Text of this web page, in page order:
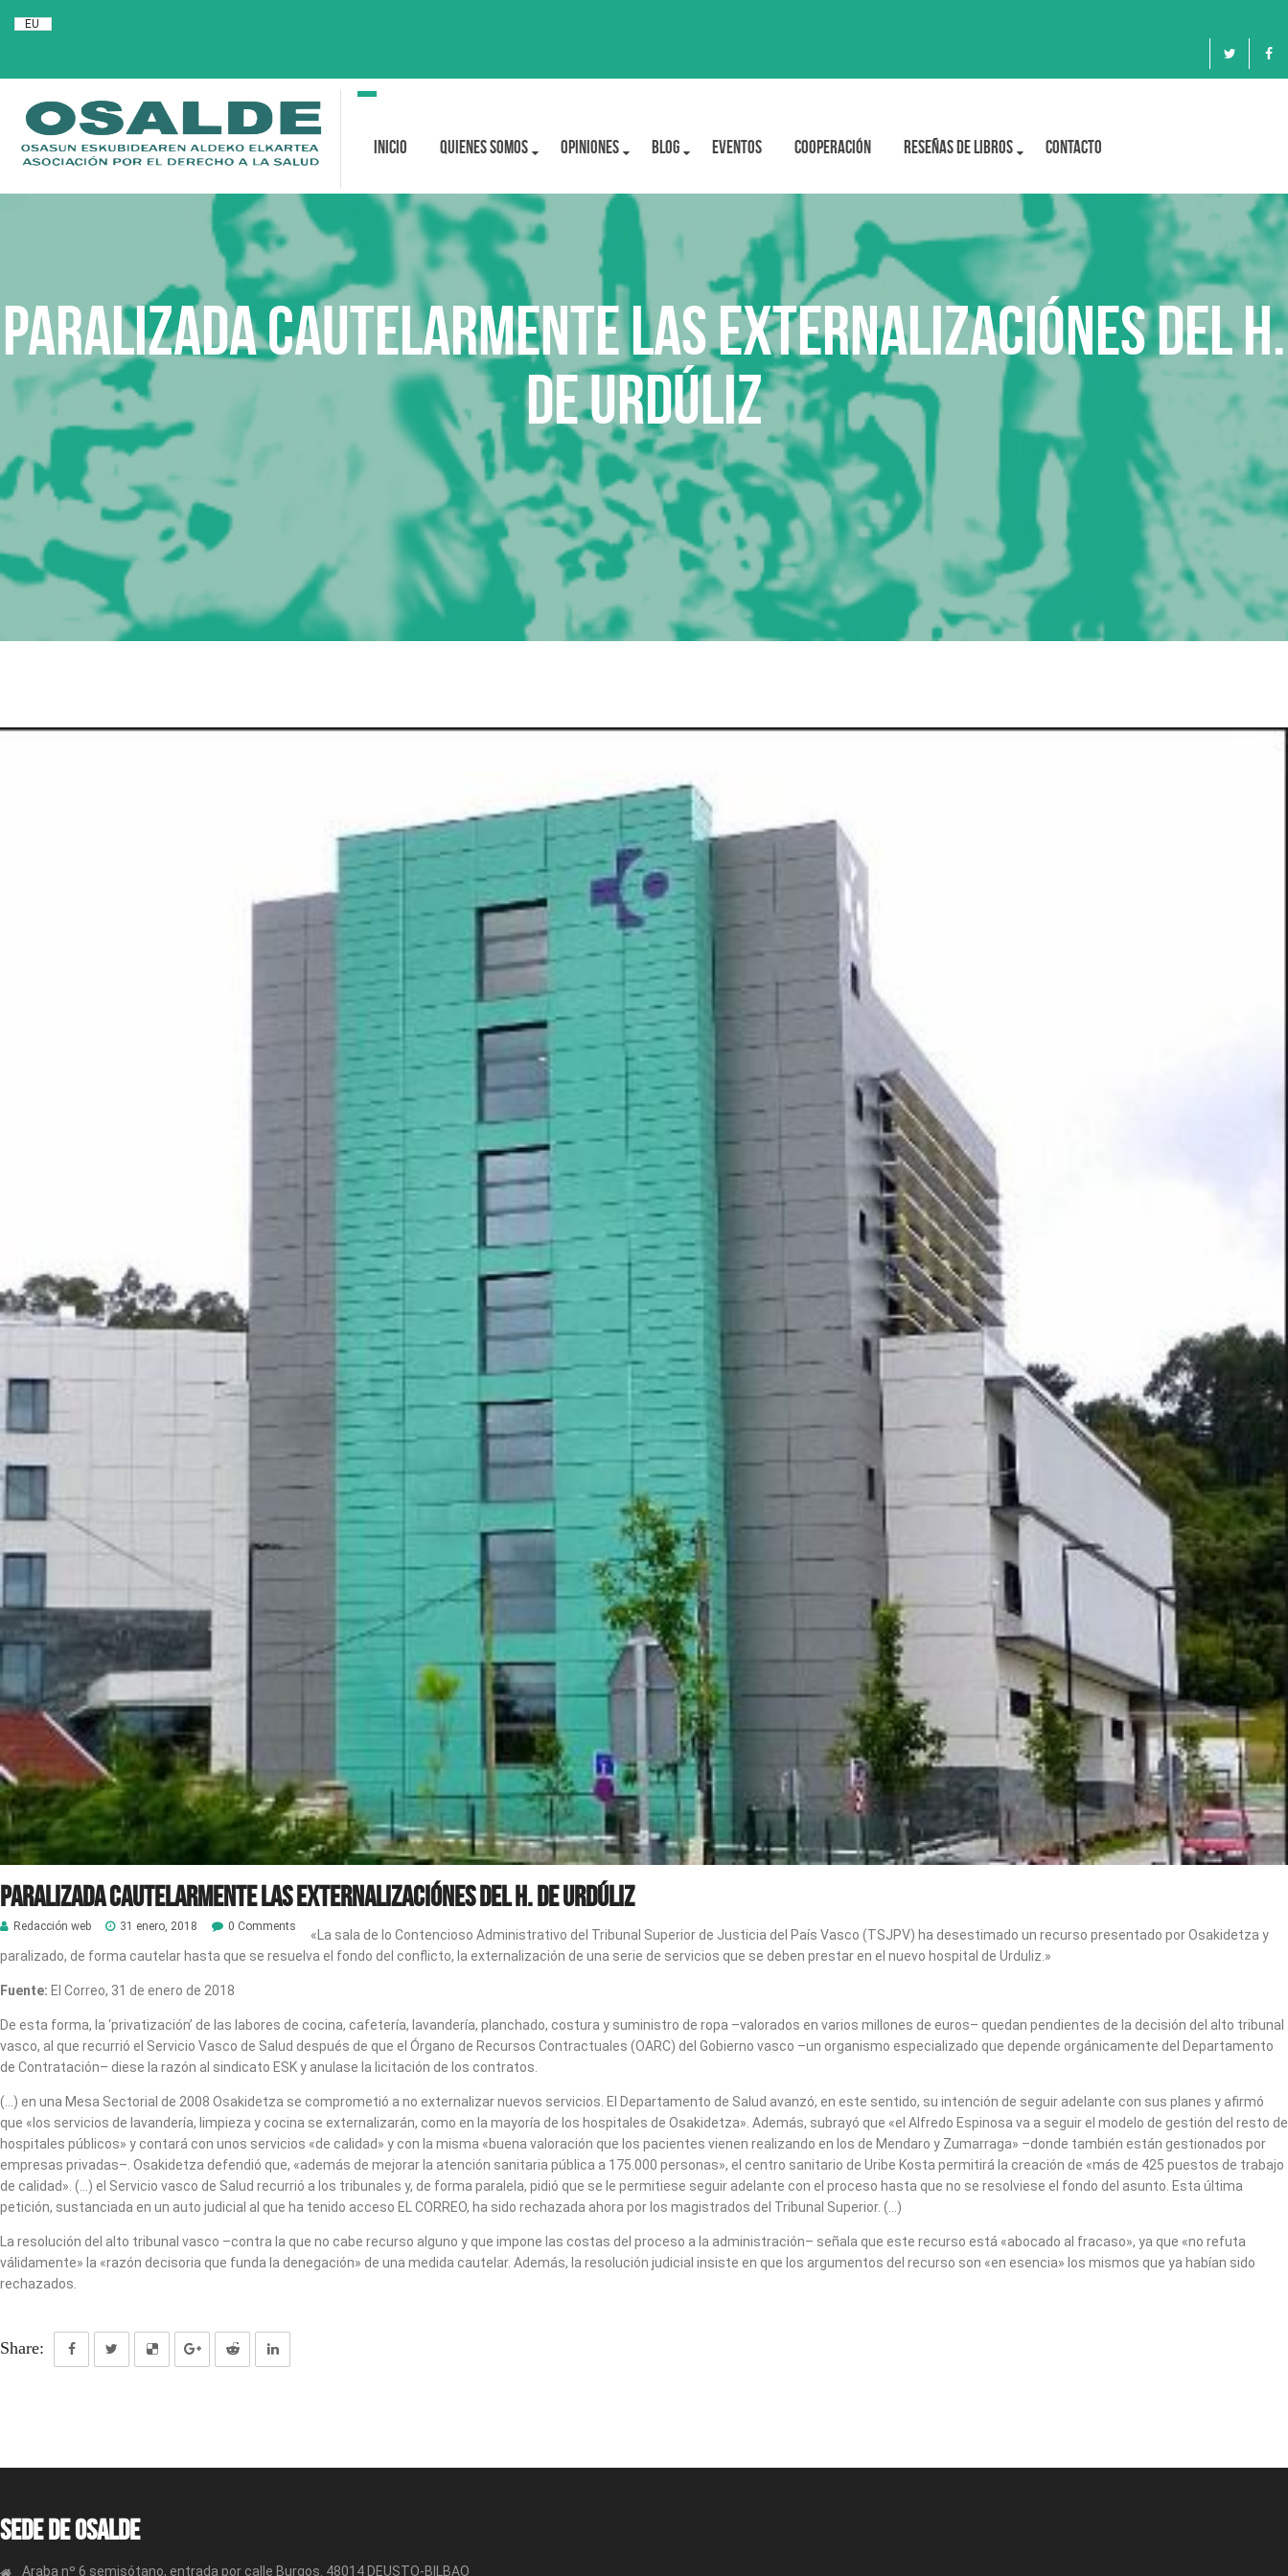
EU
Toggle
Inicio Quienes Somos OPINIONES BLOG Eventos Cooperación Reseñas de libros Contacto
Paralizada cautelarmente las externalizaciónes del H.
de Urdúliz
Paralizada cautelarmente las externalizaciónes del H. de Urdúliz
Redacción web 31 enero, 2018 0 Comments
«La sala de lo Contencioso Administrativo del Tribunal Superior de Justicia del País Vasco (TSJPV) ha desestimado un recurso presentado por Osakidetza y
paralizado, de forma cautelar hasta que se resuelva el fondo del conflicto, la externalización de una serie de servicios que se deben prestar en el nuevo hospital de Urduliz.»
Fuente: El Correo, 31 de enero de 2018
De esta forma, la ‘privatización’ de las labores de cocina, cafetería, lavandería, planchado, costura y suministro de ropa –valorados en varios millones de euros– quedan pendientes de la decisión del alto tribunal
vasco, al que recurrió el Servicio Vasco de Salud después de que el Órgano de Recursos Contractuales (OARC) del Gobierno vasco –un organismo especializado que depende orgánicamente del Departamento
de Contratación– diese la razón al sindicato ESK y anulase la licitación de los contratos.
(…) en una Mesa Sectorial de 2008 Osakidetza se comprometió a no externalizar nuevos servicios. El Departamento de Salud avanzó, en este sentido, su intención de seguir adelante con sus planes y afirmó
que «los servicios de lavandería, limpieza y cocina se externalizarán, como en la mayoría de los hospitales de Osakidetza». Además, subrayó que «el Alfredo Espinosa va a seguir el modelo de gestión del resto de
hospitales públicos» y contará con unos servicios «de calidad» y con la misma «buena valoración que los pacientes vienen realizando en los de Mendaro y Zumarraga» –donde también están gestionados por
empresas privadas–. Osakidetza defendió que, «además de mejorar la atención sanitaria pública a 175.000 personas», el centro sanitario de Uribe Kosta permitirá la creación de «más de 425 puestos de trabajo
de calidad». (…) el Servicio vasco de Salud recurrió a los tribunales y, de forma paralela, pidió que se le permitiese seguir adelante con el proceso hasta que no se resolviese el fondo del asunto. Esta última
petición, sustanciada en un auto judicial al que ha tenido acceso EL CORREO, ha sido rechazada ahora por los magistrados del Tribunal Superior. (…)
La resolución del alto tribunal vasco –contra la que no cabe recurso alguno y que impone las costas del proceso a la administración– señala que este recurso está «abocado al fracaso», ya que «no refuta
válidamente» la «razón decisoria que funda la denegación» de una medida cautelar. Además, la resolución judicial insiste en que los argumentos del recurso son «en esencia» los mismos que ya habían sido
rechazados.
Share:
Sede de OSALDE
Araba nº 6 semisótano, entrada por calle Burgos. 48014 DEUSTO-BILBAO